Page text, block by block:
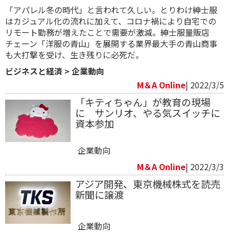
「アパレル冬の時代」と言われて久しい。とりわけ紳士服
はカジュアル化の流れに加えて、コロナ禍により自宅での
リモート勤務が増えたことで需要が激減。紳士服量販店
チェーン「洋服の青山」を展開する業界最大手の青山商事
も大打撃を受け、生き残りに必死だ。
ビジネスと経済 > 企業動向
M＆A Online| 2022/3/5
「キティちゃん」が教育の現場
に サンリオ、やる気スイッチに
資本参加
企業動向
M＆A Online| 2022/3/3
アジア開発、東京機械株式を読売
新聞に譲渡
企業動向